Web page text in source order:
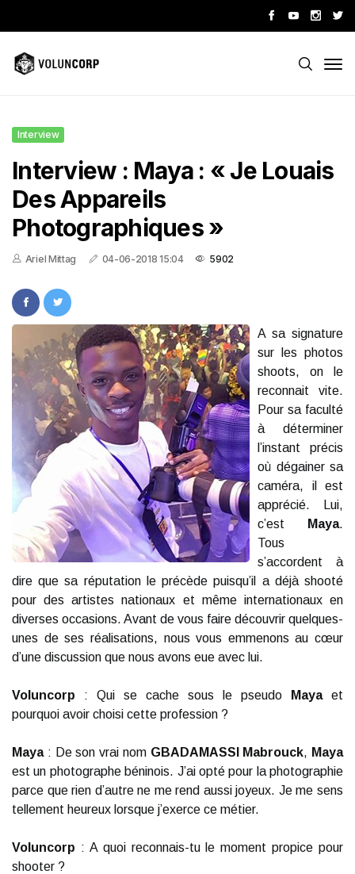
Interview
Interview : Maya : « Je Louais
Des Appareils
Photographiques »
Ariel Mittag 04-06-2018 15:04 5902
A sa signature
sur les photos
shoots, on le
reconnait vite.
Pour sa faculté
à déterminer
l’instant précis
où dégainer sa
caméra, il est
apprécié. Lui,
c’est
Maya.
Tous
s’accordent à
dire que sa réputation le précède puisqu’il a déjà shooté
pour des artistes nationaux et même internationaux en
diverses occasions. Avant de vous faire découvrir quelques-
unes de ses réalisations, nous vous emmenons au cœur
d’une discussion que nous avons eue avec lui.
Voluncorp : Qui se cache sous le pseudo Mayaet
pourquoi avoir choisi cette profession ?
Maya: De son vrai nom GBADAMASSI Mabrouck, Maya
est un photographe béninois. J’ai opté pour la photographie
parce que rien d’autre ne me rend aussi joyeux. Je me sens
tellement heureux lorsque j’exerce ce métier.
Voluncorp : A quoi reconnais-tu le moment propice pour
shooter ?